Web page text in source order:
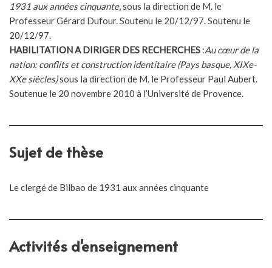
1931 aux années cinquante, sous la direction de M. le
Professeur Gérard Dufour. Soutenu le 20/12/97. Soutenu le
20/12/97.
HABILITATION A DIRIGER DES RECHERCHES :Au cœur de la
nation: conflits et construction identitaire (Pays basque, XIXe-
XXe siècles)sous la direction de M. le Professeur Paul Aubert.
Soutenue le 20 novembre 2010 à l’Université de Provence.
Sujet de thèse
Le clergé de Bilbao de 1931 aux années cinquante
Activités d'enseignement